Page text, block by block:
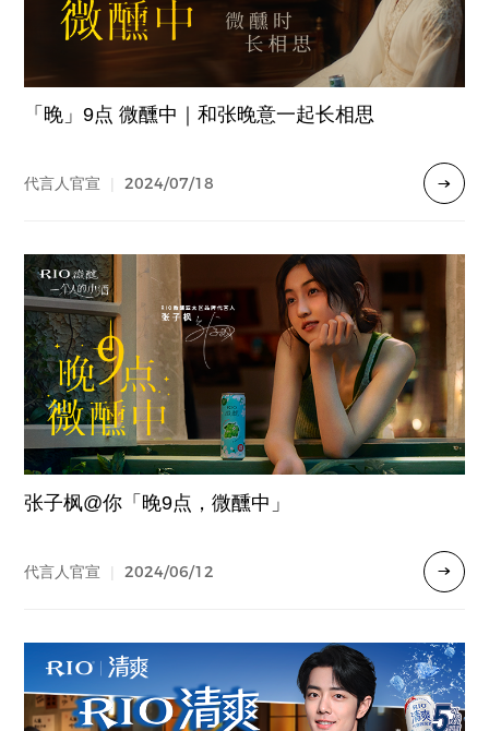
「晚」9点 微醺中｜和张晚意一起长相思
代言人官宣 | 2024/07/18
张子枫@你「晚9点，微醺中」
代言人官宣 | 2024/06/12